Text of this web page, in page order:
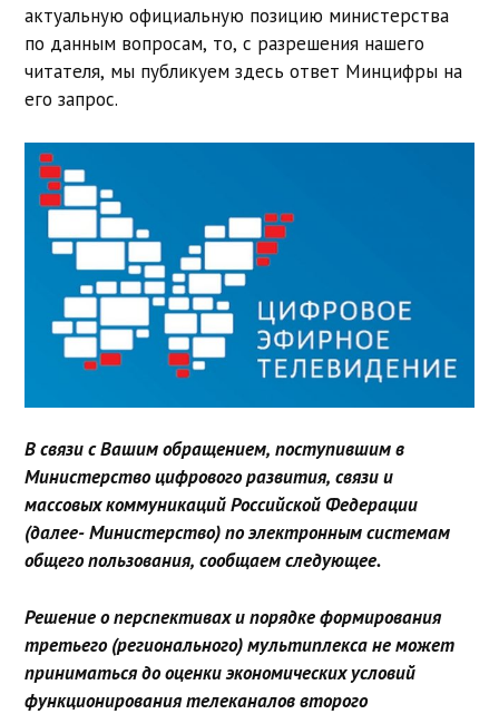
актуальную официальную позицию министерства
по данным вопросам, то, с разрешения нашего
читателя, мы публикуем здесь ответ Минцифры на
его запрос.
В связи с Вашим обращением, поступившим в
Министерство цифрового развития, связи и
массовых коммуникаций Российской Федерации
(далее- Министерство) по электронным системам
общего пользования, сообщаем следующее.
Решение о перспективах и порядке формирования
третьего (регионального) мультиплекса не может
приниматься до оценки экономических условий
функционирования телеканалов второго